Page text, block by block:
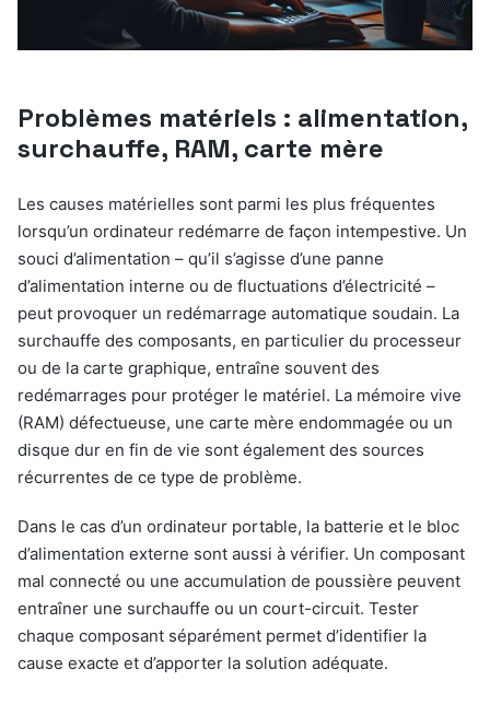
Problèmes matériels : alimentation,
surchauffe, RAM, carte mère
Les causes matérielles sont parmi les plus fréquentes
lorsqu’un ordinateur redémarre de façon intempestive. Un
souci d’alimentation – qu’il s’agisse d’une panne
d’alimentation interne ou de fluctuations d’électricité –
peut provoquer un redémarrage automatique soudain. La
surchauffe des composants, en particulier du processeur
ou de la carte graphique, entraîne souvent des
redémarrages pour protéger le matériel. La mémoire vive
(RAM) défectueuse, une carte mère endommagée ou un
disque dur en fin de vie sont également des sources
récurrentes de ce type de problème.
Dans le cas d’un ordinateur portable, la batterie et le bloc
d’alimentation externe sont aussi à vérifier. Un composant
mal connecté ou une accumulation de poussière peuvent
entraîner une surchauffe ou un court-circuit. Tester
chaque composant séparément permet d’identifier la
cause exacte et d’apporter la solution adéquate.